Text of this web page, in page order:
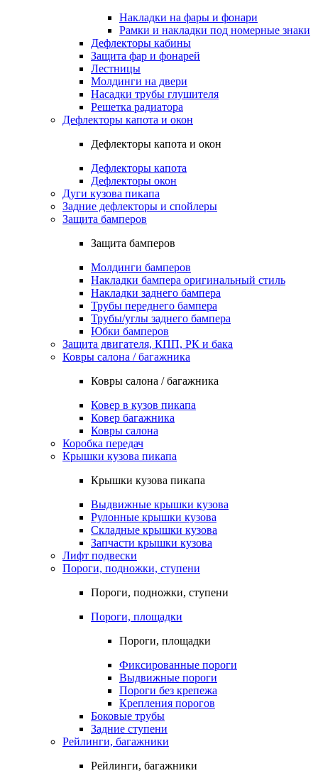
Накладки на фары и фонари
Рамки и накладки под номерные знаки
Дефлекторы кабины
Защита фар и фонарей
Лестницы
Молдинги на двери
Насадки трубы глушителя
Решетка радиатора
Дефлекторы капота и окон
Дефлекторы капота и окон
Дефлекторы капота
Дефлекторы окон
Дуги кузова пикапа
Задние дефлекторы и спойлеры
Защита бамперов
Защита бамперов
Молдинги бамперов
Накладки бампера оригинальный стиль
Накладки заднего бампера
Трубы переднего бампера
Трубы/углы заднего бампера
Юбки бамперов
Защита двигателя, КПП, РК и бака
Ковры салона / багажника
Ковры салона / багажника
Ковер в кузов пикапа
Ковер багажника
Ковры салона
Коробка передач
Крышки кузова пикапа
Крышки кузова пикапа
Выдвижные крышки кузова
Рулонные крышки кузова
Складные крышки кузова
Запчасти крышки кузова
Лифт подвески
Пороги, подножки, ступени
Пороги, подножки, ступени
Пороги, площадки
Пороги, площадки
Фиксированные пороги
Выдвижные пороги
Пороги без крепежа
Крепления порогов
Боковые трубы
Задние ступени
Рейлинги, багажники
Рейлинги, багажники